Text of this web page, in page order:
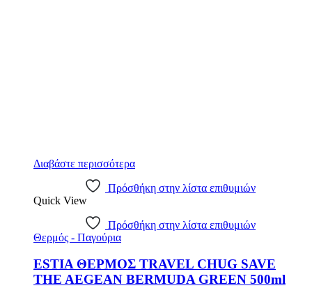
Διαβάστε περισσότερα
Πρόσθήκη στην λίστα επιθυμιών
Quick View
Πρόσθήκη στην λίστα επιθυμιών
Θερμός - Παγούρια
ESTIA ΘΕΡΜΟΣ TRAVEL CHUG SAVE
THE AEGEAN BERMUDA GREEN 500ml